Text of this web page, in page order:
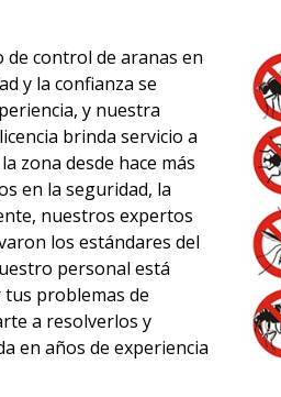
de control de aranas en
y la confianza se
y nuestra
brinda servicio a
zona desde hace más
en la seguridad, la
nuestros expertos
los estándares del
personal está
problemas de
a resolverlos y
en años de experiencia